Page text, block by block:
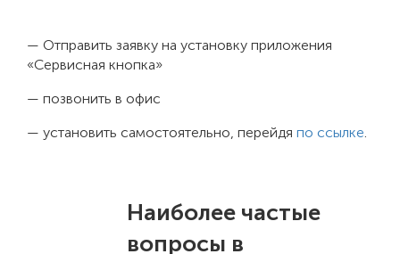
— Отправить заявку на установку приложения
«Сервисная кнопка»
— позвонить в офис
— установить самостоятельно, перейдя по ссылке.
Наиболее частые
вопросы в